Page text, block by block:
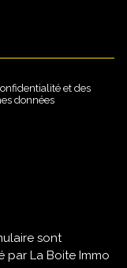
et des
données
sont
par La Boite Immo